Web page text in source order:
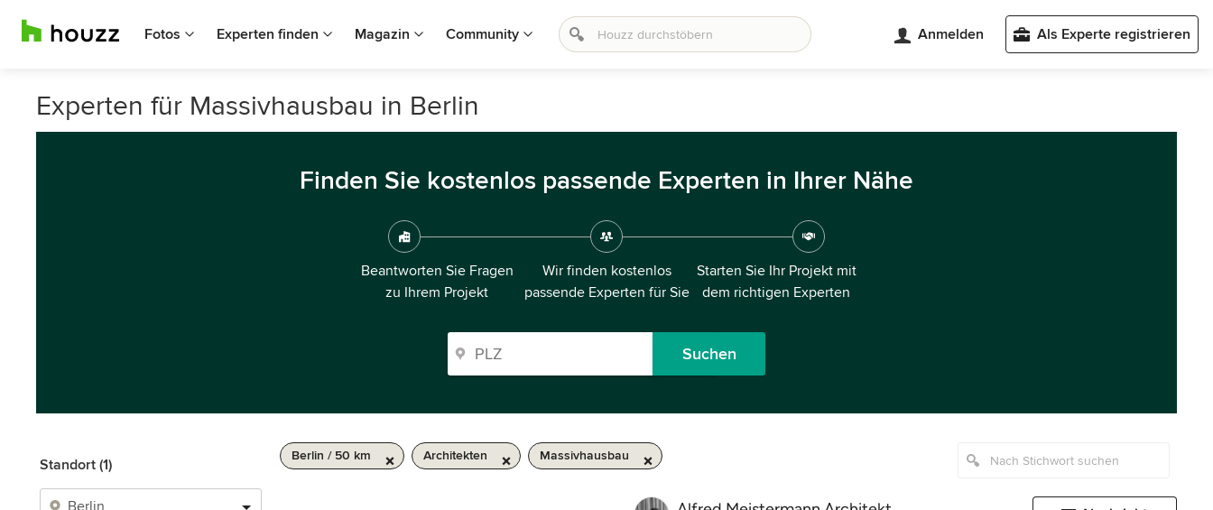
Fotos Experten finden Magazin Community Anmelden Als Experte registrieren
Experten für Massivhausbau in Berlin
Finden Sie kostenlos passende Experten in Ihrer Nähe
Beantworten Sie Fragen
zu Ihrem Projekt
Wir finden kostenlos
passende Experten für Sie
Starten Sie Ihr Projekt mit
dem richtigen Experten
Suchen
Standort (1)
Berlin / 50 km Architekten Massivhausbau